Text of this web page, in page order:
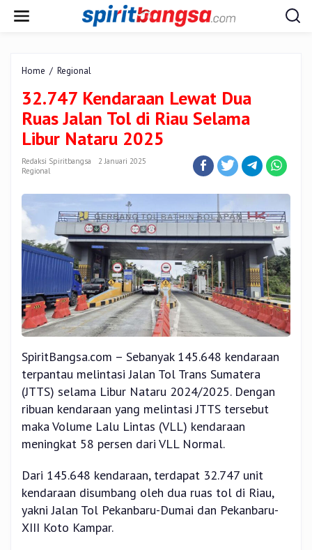
Home / Regional
Lewat
Ruas
Jalan
Nataru
2025
32.747 Kendaraan Lewat Dua
Ruas Jalan Tol di Riau Selama
Libur Nataru 2025
Redaksi Spiritbangsa
2 Januari 2025
Regional
SpiritBangsa.com – Sebanyak 145.648 kendaraan
terpantau melintasi Jalan Tol Trans Sumatera
(JTTS) selama Libur Nataru 2024/2025. Dengan
ribuan kendaraan yang melintasi JTTS tersebut
maka Volume Lalu Lintas (VLL) kendaraan
meningkat 58 persen dari VLL Normal.
Dari 145.648 kendaraan, terdapat 32.747 unit
kendaraan disumbang oleh dua ruas tol di Riau,
yakni Jalan Tol Pekanbaru-Dumai dan Pekanbaru-
XIII Koto Kampar.